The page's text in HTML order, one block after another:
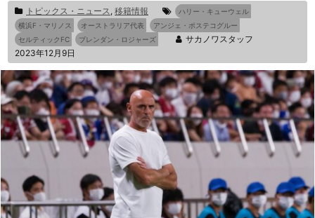
トピックス・ニュース, 移籍情報
ハリー・キューウェル
横浜F・マリノス
オーストラリア代表
アンジェ・ポステコグルー
セルティックFC
ブレンダン・ロジャーズ
サカノワスタッフ
2023年12月9日